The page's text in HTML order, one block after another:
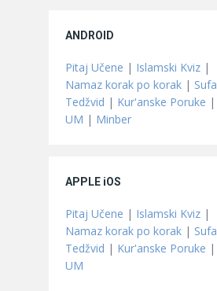
ANDROID
Pitaj Učene | Islamski Kviz |
Namaz korak po korak |
Tedžvid | Kur'anske Poruke |
UM | Minber
APPLE iOS
Pitaj Učene | Islamski Kviz |
Namaz korak po korak |
Tedžvid | Kur'anske Poruke |
UM